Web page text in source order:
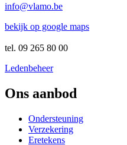
info@vlamo.be
bekijk op google maps
tel. 09 265 80 00
Ledenbeheer
Ons aanbod
Ondersteuning
Verzekering
Eretekens